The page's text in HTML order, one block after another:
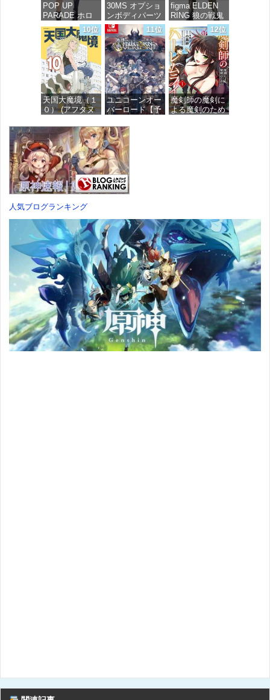
POP UP
PARADE ホロ
ライブプロダク
ション 獅白ぼ
たん ノンスケ
ール プラスチ
ック製 塗装済
み完成品フィギ
ュア
価格：¥4,676
30MS オプショ
ンボディパーツ
アームパーツ&
レッグパーツ
[カラーC] 色分
け済みプラモデ
ル
価格：¥1,949
figma ELDEN
RING 狼の戦鬼
ノンスケール
プラスチック製
塗装済み可動フ
ィギュア
価格：¥13,115
10位
天国大魔境（１
０） (アフタヌ
ス)
価格：¥759
11位
ユニコーンオー
バーロード【予
DLC「アトラス
×ヴァニラウェ
ア 紋章セッ
ト」 同梱 -
Switch
価格：¥7,182
12位
魔剣師の魔剣に
よる魔剣のため
人気ブログランキング